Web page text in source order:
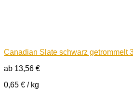
Canadian Slate schwarz getrommelt
ab 13,56 €
0,65 € / kg